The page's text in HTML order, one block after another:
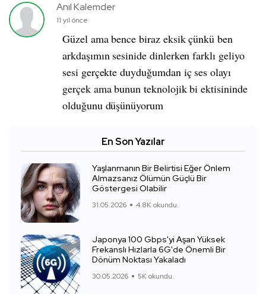
Anıl Kalemder
11 yıl önce
Güzel ama bence biraz eksik çünkü ben
arkdaşımın sesinide dinlerken farklı geliyo
sesi gerçekte duyduğumdan iç ses olayı
gerçek ama bunun teknolojik bi ektisininde
olduğunu düşünüyorum
En Son Yazılar
Yaşlanmanın Bir Belirtisi Eğer Önlem
Almazsanız Ölümün Güçlü Bir
Göstergesi Olabilir
31.05.2026 4.8K okundu.
Japonya 100 Gbps'yi Aşan Yüksek
Frekanslı Hızlarla 6G'de Önemli Bir
Dönüm Noktası Yakaladı
30.05.2026 5K okundu.